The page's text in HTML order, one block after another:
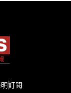
訂閱